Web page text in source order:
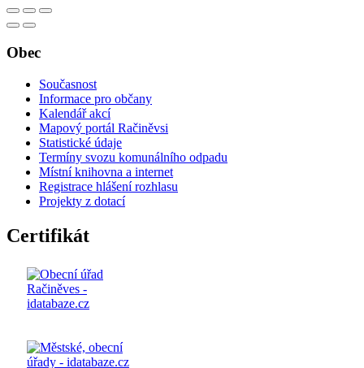
Obec
Současnost
Informace pro občany
Kalendář akcí
Mapový portál Račiněvsi
Statistické údaje
Termíny svozu komunálního odpadu
Místní knihovna a internet
Registrace hlášení rozhlasu
Projekty z dotací
Certifikát